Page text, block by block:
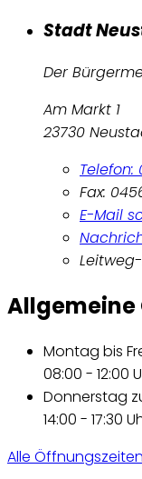
Stadt
Der
Am Markt 1
23730
Telefon:
Fax:
E-Mail
Allgemeine
Montag bis
08:00 - 12:00
Donnerstag
14:00 - 17:30
Alle Öffnungszeiten